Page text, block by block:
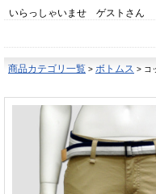
いらっしゃいませ ゲストさん
商品カテゴリ一覧 > ボトムス > コ